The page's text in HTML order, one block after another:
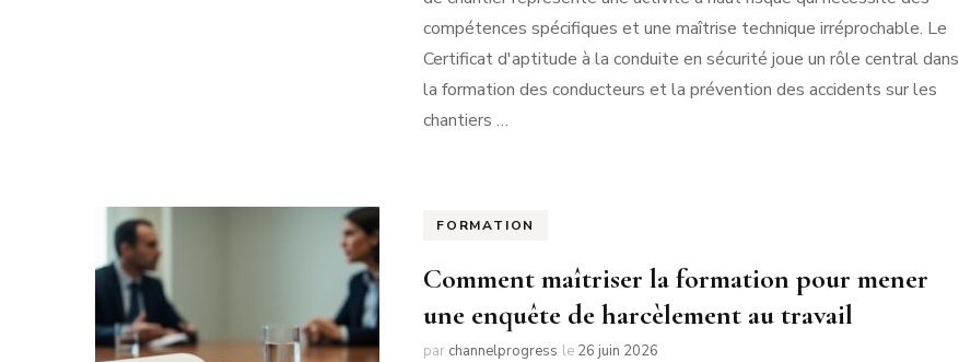
compétences spécifiques et une maîtrise technique irréprochable. Le
Certificat d'aptitude à la conduite en sécurité joue un rôle central dans
la formation des conducteurs et la prévention des accidents sur les
chantiers …
FORMATION
Comment maîtriser la formation pour mener
une enquête de harcèlement au travail
par channelprogress le 26 juin 2026